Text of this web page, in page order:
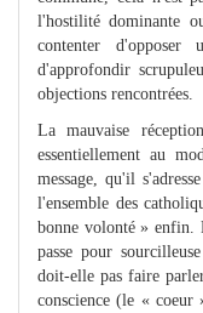
l'hostilité dominante
contenter
d'approfondir
objections rencontrées.
La mauvaise
essentiellement au
message, qu'il
l'ensemble des
bonne volonté » enfin.
passe pour
doit-elle pas faire
conscience (le « coeur